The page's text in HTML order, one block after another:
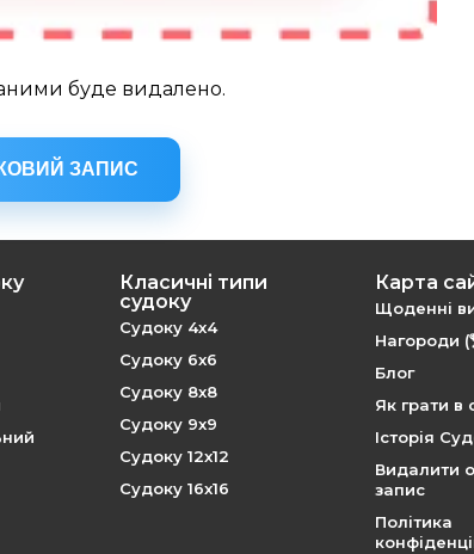
буде видалено.
ЗАПИС
Класичні типи
судоку
Судоку 4x4
Судоку 6x6
Судоку 8x8
Судоку 9x9
Судоку 12x12
Судоку 16x16
Карта
Щоденні
Нагороди
Блог
Як грати в
Історія
Видалити
запис
Політика